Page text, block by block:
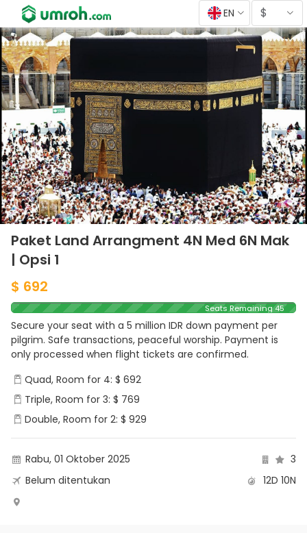
EN $
Paket Land Arrangment 4N Med 6N Mak
| Opsi 1
$ 692
Seats Remaining 45
Secure your seat with a 5 million IDR down payment per
pilgrim. Safe transactions, peaceful worship. Payment is
only processed when flight tickets are confirmed.
Quad, Room for 4: $ 692
Triple, Room for 3: $ 769
Double, Room for 2: $ 929
Rabu, 01 Oktober 2025
Belum ditentukan
3
12D 10N